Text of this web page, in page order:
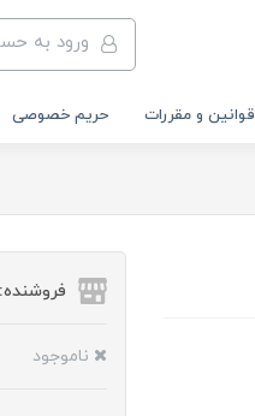
ورود به
قوانین و مقررات حریم خصوصی
فروشنده: pushaknew
ناموجود